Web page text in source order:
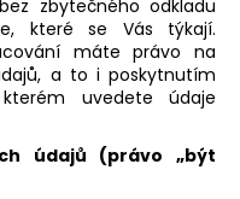
zbytečného odkladu
které se Vás týkají.
máte právo na
a to i poskytnutím
uvedete údaje
údajů (právo „být